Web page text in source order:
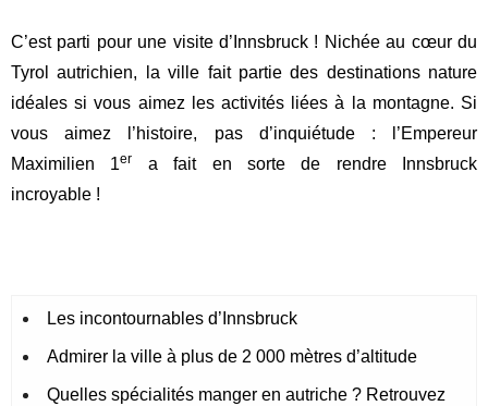
C’est parti pour une visite d’Innsbruck ! Nichée au cœur du
Tyrol autrichien, la ville fait partie des destinations nature
idéales si vous aimez les activités liées à la montagne. Si
vous aimez l’histoire, pas d’inquiétude : l’Empereur
Maximilien 1er
a fait en sorte de rendre Innsbruck
incroyable !
Les incontournables d’Innsbruck
Admirer la ville à plus de 2 000 mètres d’altitude
Quelles spécialités manger en autriche ? Retrouvez